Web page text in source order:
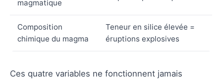
magmatique
Composition
chimique du magma
Teneur en silice élevée =
éruptions explosives
Ces quatre variables ne fonctionnent jamais